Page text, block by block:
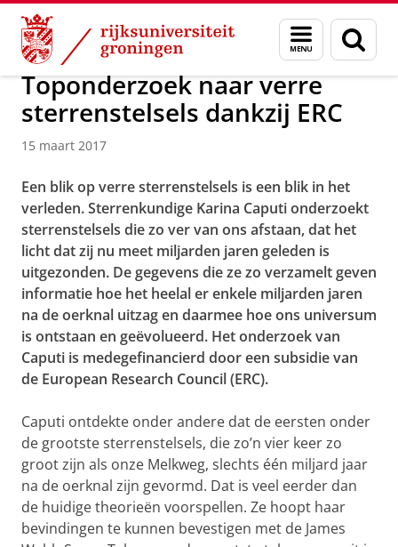
Skip
Content
Skip
Navigation
Menu
en
zoeken
Onderzoek Kapteyn Instituut Agenda en Nieuws
Toponderzoek naar verre
sterrenstelsels dankzij ERC
15 maart 2017
Een blik op verre sterrenstelsels is een blik in het
verleden. Sterrenkundige Karina Caputi onderzoekt
sterrenstelsels die zo ver van ons afstaan, dat het
licht dat zij nu meet miljarden jaren geleden is
uitgezonden. De gegevens die ze zo verzamelt geven
informatie hoe het heelal er enkele miljarden jaren
na de oerknal uitzag en daarmee hoe ons universum
is ontstaan en geëvolueerd. Het onderzoek van
Caputi is medegefinancierd door een subsidie van
de European Research Council (ERC).
Caputi ontdekte onder andere dat de eersten onder
de grootste sterrenstelsels, die zo’n vier keer zo
groot zijn als onze Melkweg, slechts één miljard jaar
na de oerknal zijn gevormd. Dat is veel eerder dan
de huidige theorieën voorspellen. Ze hoopt haar
bevindingen te kunnen bevestigen met de James